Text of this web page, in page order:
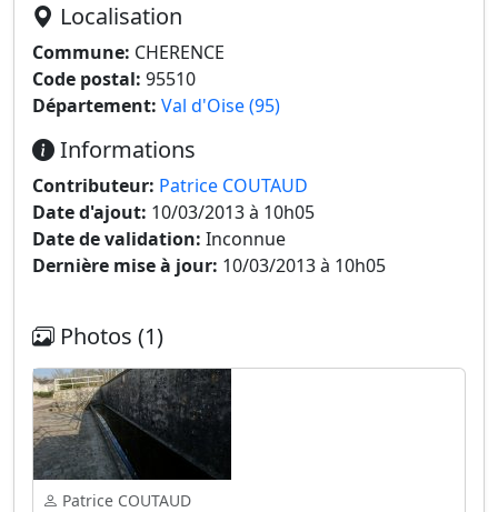
Localisation
Commune: CHERENCE
Code postal: 95510
Département: Val d'Oise (95)
Informations
Contributeur: Patrice COUTAUD
Date d'ajout: 10/03/2013 à 10h05
Date de validation: Inconnue
Dernière mise à jour: 10/03/2013 à 10h05
Photos (1)
Patrice COUTAUD